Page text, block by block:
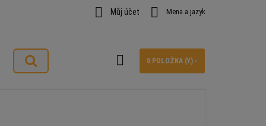
 Můj účet  Mena a jazyk
0 POLOŽKA (Y) -
